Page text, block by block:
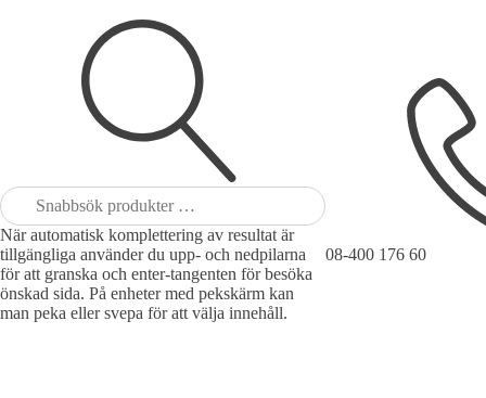
Sök
efter:
När automatisk komplettering av resultat är
tillgängliga använder du upp- och nedpilarna
för att granska och enter-tangenten för besöka
önskad sida. På enheter med pekskärm kan
man peka eller svepa för att välja innehåll.
08-400 176 60